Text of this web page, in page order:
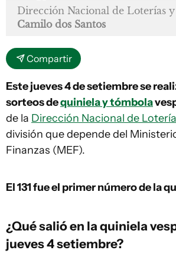
Dirección Nacional de Loterías
Camilo dos Santos
Compartir
Este jueves 4 de setiembre se
sorteos dequiniela y tómbola
de la Dirección Nacional de
división que depende del
Finanzas (MEF).
El 131fue el primer número de la
¿Qué salió en laquiniela
jueves 4 setiembre?